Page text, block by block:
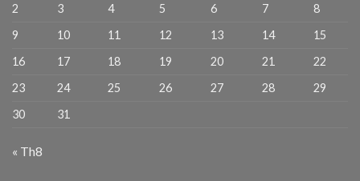
2
3 4 5 6 7
8
9
10 11 12 13 14
15
16
17 18 19 20 21
22
23
24 25 26 27 28
29
30
31
« Th8